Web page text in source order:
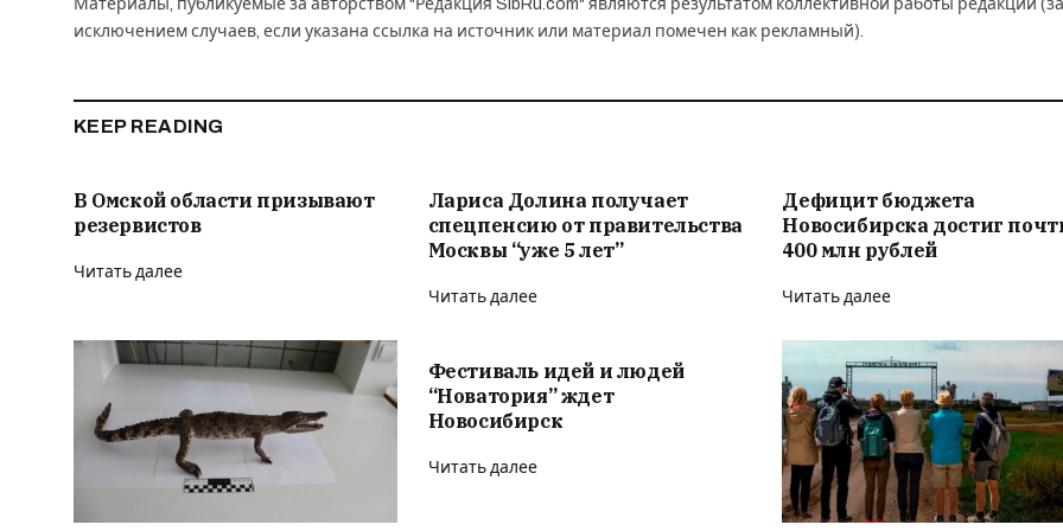
Материалы, публикуемые за авторством "Редакция SibRu.com" являются результатом коллективной работы редакции (за
исключением случаев, если указана ссылка на источник или материал помечен как рекламный).
KEEP READING
В Омской области призывают
резервистов
Читать далее
Лариса Долина получает
спецпенсию от правительства
Москвы “уже 5 лет”
Читать далее
Дефицит бюджета
Новосибирска достиг
400 млн рублей
Читать далее
Фестиваль идей и людей
“Новатория” ждет
Новосибирск
Читать далее